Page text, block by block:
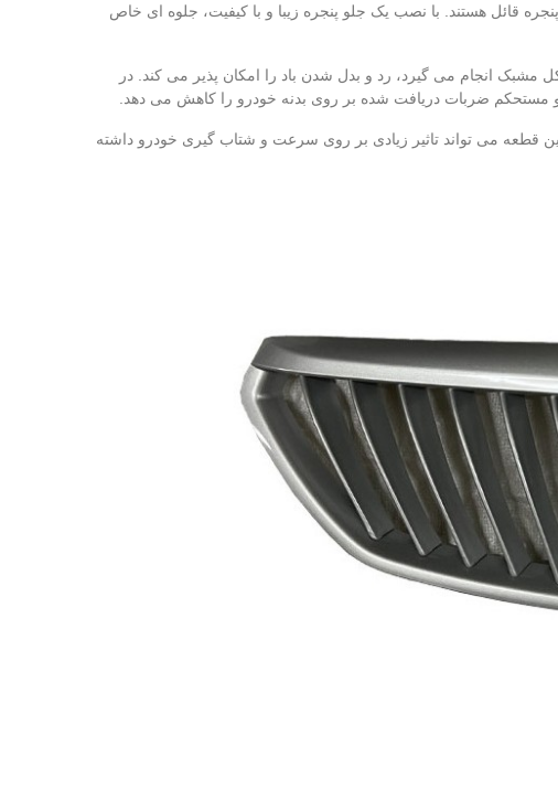
قائل هستند. با نصب یک جلو پنجره زیبا و با کیفیت، جلوه‌ ای خاص
مشبک انجام می‌ گیرد، رد و بدل شدن باد را امکان‌ پذیر می‌ کند. در
و مستحکم ضربات دریافت شده بر روی بدنه خودرو را کاهش می‌ دهد.
قطعه می‌ تواند تاثیر زیادی بر روی سرعت و شتاب‌ گیری خودرو داشته